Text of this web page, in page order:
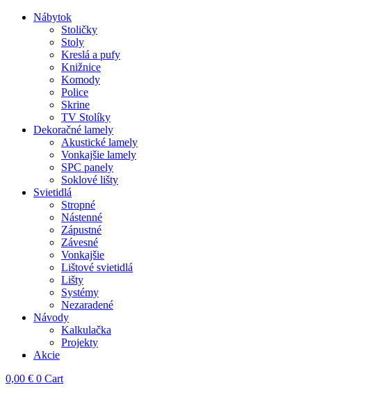
Nábytok
Stoličky
Stoly
Kreslá a pufy
Knižnice
Komody
Police
Skrine
TV Stolíky
Dekoračné lamely
Akustické lamely
Vonkajšie lamely
SPC panely
Soklové lišty
Svietidlá
Stropné
Nástenné
Zápustné
Závesné
Vonkajšie
Lištové svietidlá
Lišty
Systémy
Nezaradené
Návody
Kalkulačka
Projekty
Akcie
0,00 € 0 Cart